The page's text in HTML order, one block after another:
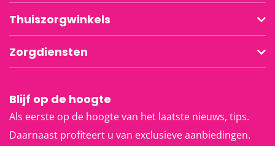
Thuiszorgwinkels
Zorgdiensten
Blijf op de hoogte
Als eerste op de hoogte van het laatste nieuws, tips.
Daarnaast profiteert u van exclusieve aanbiedingen.